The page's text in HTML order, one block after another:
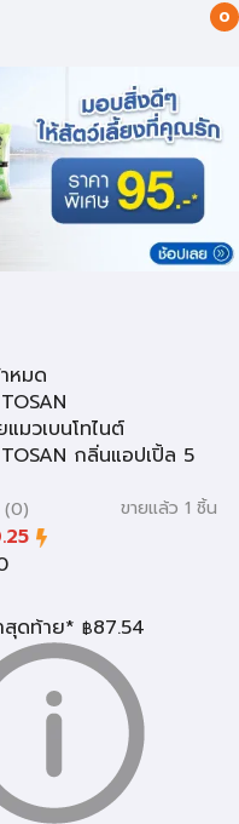
0
หมด
แมวเบนโทไนต์
กลิ่นแอปเปิ้ล 5
ขายแล้ว 1 ชิ้น
สุดท้าย* ฿87.54